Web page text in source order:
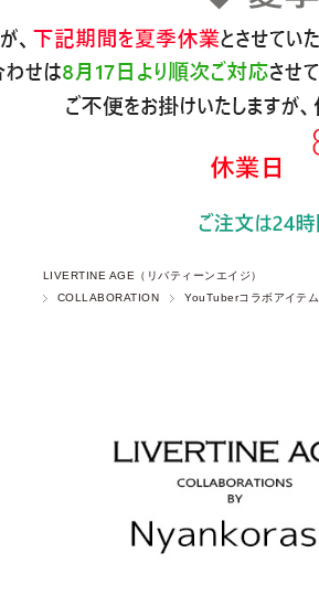
LIVERTINE AGE（リバティーンエイジ）
COLLABORATION
YouTuberコラボアイテム